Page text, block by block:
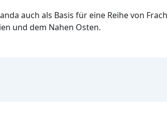
auch als Basis für eine Reihe von
und dem Nahen Osten.